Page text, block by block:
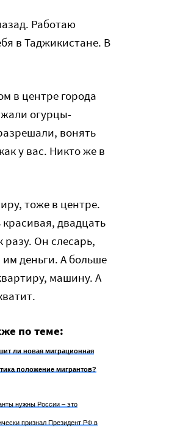
Работаю
в Таджикистане. В
в центре города
огурцы-
вонять
у вас. Никто же в
тоже в центре.
двадцать
разу. Он слесарь,
деньги. А больше
машину. А
по теме:
ли новая миграционная
положение мигрантов?
нужны России – это
признал Президент РФ в